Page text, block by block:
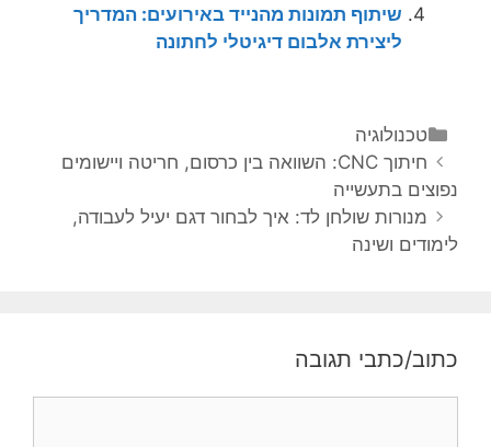
שיתוף תמונות מהנייד באירועים: המדריך
ליצירת אלבום דיגיטלי לחתונה
טכנולוגיה
חיתוך CNC: השוואה בין כרסום, חריטה ויישומים
נפוצים בתעשייה
מנורות שולחן לד: איך לבחור דגם יעיל לעבודה,
לימודים ושינה
כתוב/כתבי תגובה